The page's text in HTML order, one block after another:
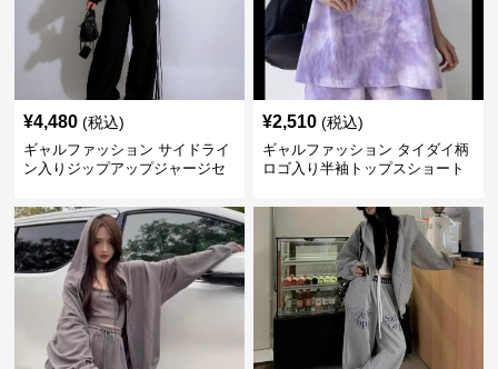
¥4,480 (税込)
ギャルファッション サイドライ
ン入りジップアップジャージセ
¥2,510 (税込)
ギャルファッション タイダイ柄
ロゴ入り半袖トップスショート